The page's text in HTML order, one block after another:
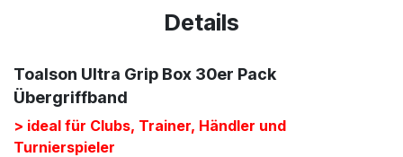
Details
Toalson Ultra Grip Box 30er Pack
Übergriffband
> ideal für Clubs, Trainer, Händler und
Turnierspieler